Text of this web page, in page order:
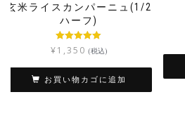
玄米ライスカンパーニュ(1/2
ハーフ)
5段階中 5.00
の評価
¥1,350 (税込)
お買い物カゴに追加